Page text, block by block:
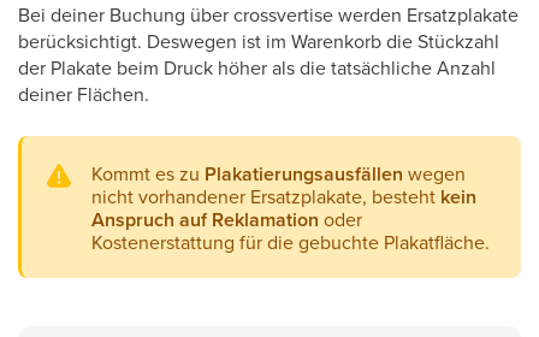
Bei deiner Buchung über crossvertise werden Ersatzplakate
berücksichtigt. Deswegen ist im Warenkorb die Stückzahl
der Plakate beim Druck höher als die tatsächliche Anzahl
deiner Flächen.
Kommt es zu Plakatierungsausfällen wegen
nicht vorhandener Ersatzplakate, besteht kein
Anspruch auf Reklamation oder
Kostenerstattung für die gebuchte Plakatfläche.